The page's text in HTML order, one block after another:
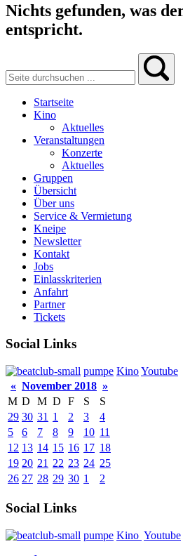
Nichts gefunden, was
entspricht.
Startseite
Kino
Aktuelles
Veranstaltungen
Konzerte
Aktuelles
Gruppen
Übersicht
Über uns
Service & Vermietung
Kneipe
Newsletter
Kontakt
Jobs
Einlasskriterien
Anfahrt
Partner
Tickets
Social Links
pumpe KinoYoutube
« November 2018 »
M D M D F S
S
29 30 31 1 2 3
4
5
6 7 8 9 10 11
12 13 14 15 16 17 18
19 20 21 22 23 24 25
26 27 28 29 30 1 2
Social Links
pumpe Kino Youtube